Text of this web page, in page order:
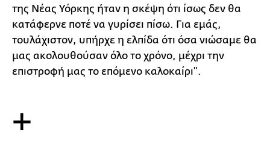
της Νέας Υόρκης ήταν η σκέψη ότι ίσως δεν θα
κατάφερνε ποτέ να γυρίσει πίσω. Για εμάς,
τουλάχιστον, υπήρχε η ελπίδα ότι όσα νιώσαμε θα
μας ακολουθούσαν όλο το χρόνο, μέχρι την
επιστροφή μας το επόμενο καλοκαίρι".
+